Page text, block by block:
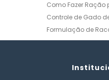
Como Fazer Ração
Controle de Gado
Formulação de
Formulação de
Formulação de